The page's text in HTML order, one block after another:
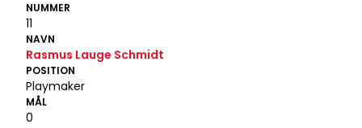
NUMMER
11
NAVN
Rasmus Lauge Schmidt
POSITION
Playmaker
MÅL
0